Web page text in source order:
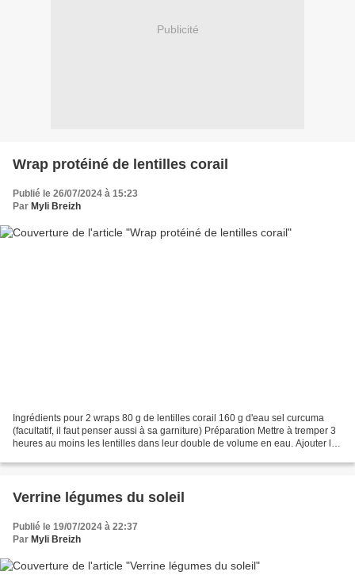
Publicité
Wrap protéiné de lentilles corail
Publié le 26/07/2024 à 15:23
Par Myli Breizh
Ingrédients pour 2 wraps 80 g de lentilles corail 160 g d'eau sel curcuma
(facultatif, il faut penser aussi à sa garniture) Préparation Mettre à tremper 3
heures au moins les lentilles dans leur double de volume en eau. Ajouter le
Verrine légumes du soleil
Publié le 19/07/2024 à 22:37
Par Myli Breizh